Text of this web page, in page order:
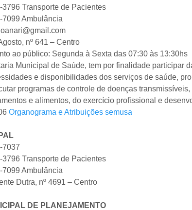
Transporte de Pacientes
7099 Ambulância
nº 641 – Centro
ao público: Segunda à Sexta das 07:30 às 13:30hs
Municipal de Saúde, tem por finalidade
e disponibilidades dos serviços de saúde,
programas de controle de doenças
e alimentos, do exercício profissional e
Organograma e Atribuições semusa
7037
Transporte de Pacientes
7099 Ambulância
Dutra, nº 4691 – Centro
DE PLANEJAMENTO